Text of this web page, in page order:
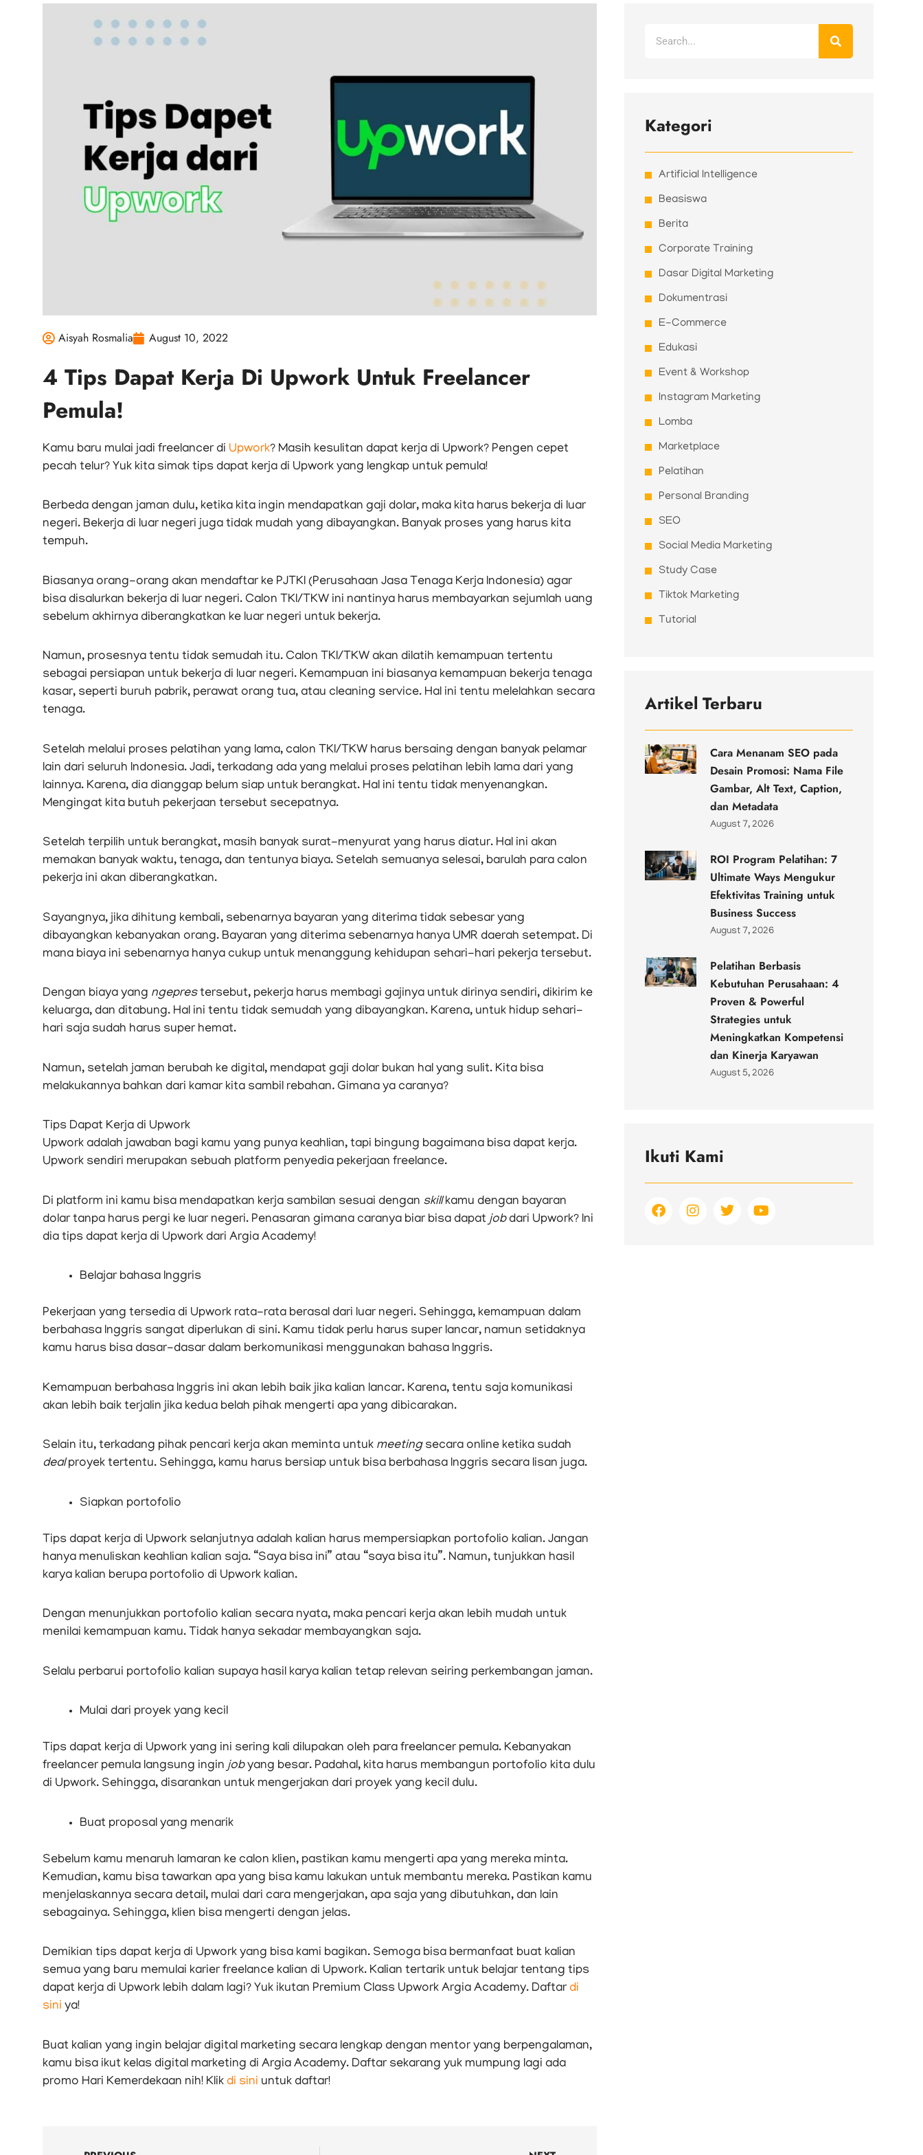
Aisyah Rosmalia August 10, 2022
4 Tips Dapat Kerja Di Upwork Untuk Freelancer
Pemula!
Kamu baru mulai jadi freelancer di Upwork? Masih kesulitan dapat kerja di Upwork? Pengen cepet
pecah telur? Yuk kita simak tips dapat kerja di Upwork yang lengkap untuk pemula!
Berbeda dengan jaman dulu, ketika kita ingin mendapatkan gaji dolar, maka kita harus bekerja di luar
negeri. Bekerja di luar negeri juga tidak mudah yang dibayangkan. Banyak proses yang harus kita
tempuh.
Biasanya orang-orang akan mendaftar ke PJTKI (Perusahaan Jasa Tenaga Kerja Indonesia) agar
bisa disalurkan bekerja di luar negeri. Calon TKI/TKW ini nantinya harus membayarkan sejumlah uang
sebelum akhirnya diberangkatkan ke luar negeri untuk bekerja.
Namun, prosesnya tentu tidak semudah itu. Calon TKI/TKW akan dilatih kemampuan tertentu
sebagai persiapan untuk bekerja di luar negeri. Kemampuan ini biasanya kemampuan bekerja tenaga
kasar, seperti buruh pabrik, perawat orang tua, atau cleaning service. Hal ini tentu melelahkan secara
tenaga.
Setelah melalui proses pelatihan yang lama, calon TKI/TKW harus bersaing dengan banyak pelamar
lain dari seluruh Indonesia. Jadi, terkadang ada yang melalui proses pelatihan lebih lama dari yang
lainnya. Karena, dia dianggap belum siap untuk berangkat. Hal ini tentu tidak menyenangkan.
Mengingat kita butuh pekerjaan tersebut secepatnya.
Setelah terpilih untuk berangkat, masih banyak surat-menyurat yang harus diatur. Hal ini akan
memakan banyak waktu, tenaga, dan tentunya biaya. Setelah semuanya selesai, barulah para calon
pekerja ini akan diberangkatkan.
Sayangnya, jika dihitung kembali, sebenarnya bayaran yang diterima tidak sebesar yang
dibayangkan kebanyakan orang. Bayaran yang diterima sebenarnya hanya UMR daerah setempat. Di
mana biaya ini sebenarnya hanya cukup untuk menanggung kehidupan sehari-hari pekerja tersebut.
Dengan biaya yang ngeprestersebut, pekerja harus membagi gajinya untuk dirinya sendiri, dikirim ke
keluarga, dan ditabung. Hal ini tentu tidak semudah yang dibayangkan. Karena, untuk hidup sehari-
hari saja sudah harus super hemat.
Namun, setelah jaman berubah ke digital, mendapat gaji dolar bukan hal yang sulit. Kita bisa
melakukannya bahkan dari kamar kita sambil rebahan. Gimana ya caranya?
Tips Dapat Kerja di Upwork
Upwork adalah jawaban bagi kamu yang punya keahlian, tapi bingung bagaimana bisa dapat kerja.
Upwork sendiri merupakan sebuah platform penyedia pekerjaan freelance.
Di platform ini kamu bisa mendapatkan kerja sambilan sesuai dengan skillkamu dengan bayaran
dolar tanpa harus pergi ke luar negeri. Penasaran gimana caranya biar bisa dapat job dari Upwork? Ini
dia tips dapat kerja di Upwork dari Argia Academy!
Belajar bahasa Inggris
Pekerjaan yang tersedia di Upwork rata-rata berasal dari luar negeri. Sehingga, kemampuan dalam
berbahasa Inggris sangat diperlukan di sini. Kamu tidak perlu harus super lancar, namun setidaknya
kamu harus bisa dasar-dasar dalam berkomunikasi menggunakan bahasa Inggris.
Kemampuan berbahasa Inggris ini akan lebih baik jika kalian lancar. Karena, tentu saja komunikasi
akan lebih baik terjalin jika kedua belah pihak mengerti apa yang dibicarakan.
Selain itu, terkadang pihak pencari kerja akan meminta untuk meeting secara online ketika sudah
dealproyek tertentu. Sehingga, kamu harus bersiap untuk bisa berbahasa Inggris secara lisan juga.
Siapkan portofolio
Tips dapat kerja di Upwork selanjutnya adalah kalian harus mempersiapkan portofolio kalian. Jangan
hanya menuliskan keahlian kalian saja. “Saya bisa ini” atau “saya bisa itu”. Namun, tunjukkan hasil
karya kalian berupa portofolio di Upwork kalian.
Dengan menunjukkan portofolio kalian secara nyata, maka pencari kerja akan lebih mudah untuk
menilai kemampuan kamu. Tidak hanya sekadar membayangkan saja.
Selalu perbarui portofolio kalian supaya hasil karya kalian tetap relevan seiring perkembangan jaman.
Mulai dari proyek yang kecil
Tips dapat kerja di Upwork yang ini sering kali dilupakan oleh para freelancer pemula. Kebanyakan
freelancer pemula langsung inginjobyang besar. Padahal, kita harus membangun portofolio kita dulu
di Upwork. Sehingga, disarankan untuk mengerjakan dari proyek yang kecil dulu.
Buat proposal yang menarik
Sebelum kamu menaruh lamaran ke calon klien, pastikan kamu mengerti apa yang mereka minta.
Kemudian, kamu bisa tawarkan apa yang bisa kamu lakukan untuk membantu mereka. Pastikan kamu
menjelaskannya secara detail, mulai dari cara mengerjakan, apa saja yang dibutuhkan, dan lain
sebagainya. Sehingga, klien bisa mengerti dengan jelas.
Demikian tips dapat kerja di Upwork yang bisa kami bagikan. Semoga bisa bermanfaat buat kalian
semua yang baru memulai karier freelance kalian di Upwork. Kalian tertarik untuk belajar tentang tips
dapat kerja di Upwork lebih dalam lagi? Yuk ikutan Premium Class Upwork Argia Academy. Daftardi
sini ya!
Buat kalian yang ingin belajar digital marketing secara lengkap dengan mentor yang berpengalaman,
kamu bisa ikut kelas digital marketing di Argia Academy. Daftar sekarang yuk mumpung lagi ada
promo Hari Kemerdekaan nih! Klik di sini untuk daftar!
Kategori
Artificial Intelligence
Beasiswa
Berita
Corporate Training
Dasar Digital Marketing
Dokumentrasi
E-Commerce
Edukasi
Event & Workshop
Instagram Marketing
Lomba
Marketplace
Pelatihan
Personal Branding
SEO
Social Media Marketing
Study Case
Tiktok Marketing
Tutorial
Artikel Terbaru
Cara Menanam SEO pada
Desain Promosi: Nama File
Gambar, Alt Text, Caption,
dan Metadata
August 7, 2026
ROI Program Pelatihan: 7
Ultimate Ways Mengukur
Efektivitas Training untuk
Business Success
August 7, 2026
Pelatihan Berbasis
Kebutuhan Perusahaan: 4
Proven & Powerful
Strategies untuk
Meningkatkan Kompetensi
dan Kinerja Karyawan
August 5, 2026
Ikuti Kami
F
a
I
n
T
w
Y
o